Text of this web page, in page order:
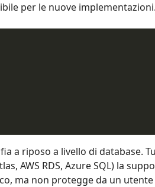
per le nuove implementazioni.
a riposo a livello di database.
AWS RDS, Azure SQL) la
ma non protegge da un